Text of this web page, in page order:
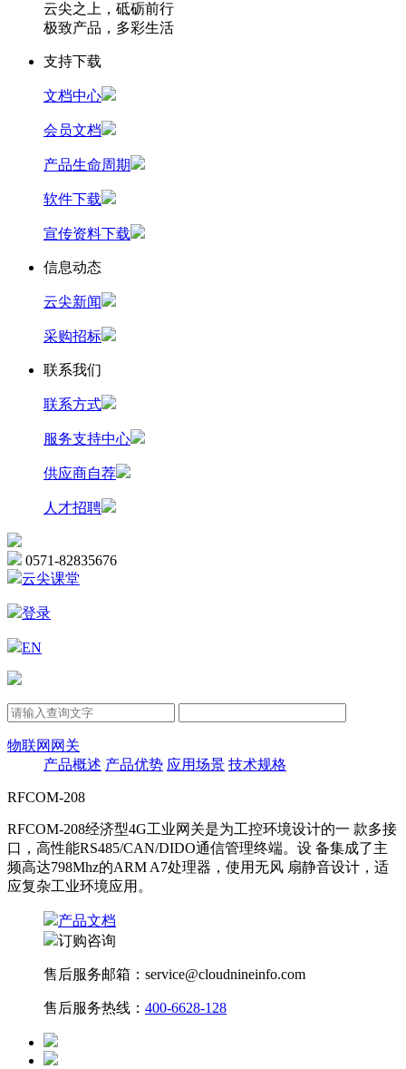
云尖之上，砥砺前行
极致产品，多彩生活
支持下载
文档中心
会员文档
产品生命周期
软件下载
宣传资料下载
信息动态
云尖新闻
采购招标
联系我们
联系方式
服务支持中心
供应商自荐
人才招聘
0571-82835676
云尖课堂
登录
EN
物联网网关
产品概述 产品优势 应用场景 技术规格
RFCOM-208
RFCOM-208经济型4G工业网关是为工控环境设计的一 款多接
口，高性能RS485/CAN/DIDO通信管理终端。设 备集成了主
频高达798Mhz的ARM A7处理器，使用无风 扇静音设计，适
应复杂工业环境应用。
产品文档
订购咨询
售后服务邮箱：service@cloudnineinfo.com
售后服务热线： 400-6628-128